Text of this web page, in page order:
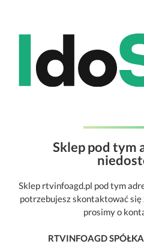
Sklep pod tym
Sklep rtvinfoagd.pl pod tym
potrzebujesz skontaktować się
prosimy o
RTVINFOAGD